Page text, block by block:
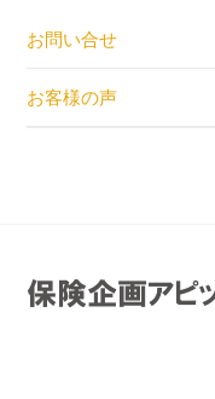
お問い合せ
お客様の声